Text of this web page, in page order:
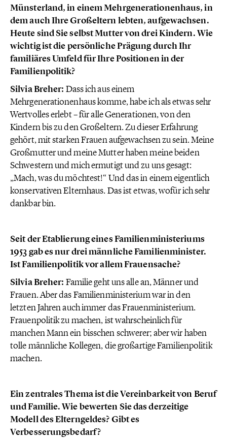
Münsterland, in einem Mehrgenerationenhaus, in
dem auch Ihre Großeltern lebten, aufgewachsen.
Heute sind Sie selbst Mutter von drei Kindern. Wie
wichtig ist die persönliche Prägung durch Ihr
familiäres Umfeld für Ihre Positionen in der
Familienpolitik?
Silvia Breher: Dass ich aus einem
Mehrgenerationenhaus komme, habe ich als etwas sehr
Wertvolles erlebt – für alle Generationen, von den
Kindern bis zu den Großeltern. Zu dieser Erfahrung
gehört, mit starken Frauen aufgewachsen zu sein. Meine
Großmutter und meine Mutter haben meine beiden
Schwestern und mich ermutigt und zu uns gesagt:
„Mach, was du möchtest!“ Und das in einem eigentlich
konservativen Elternhaus. Das ist etwas, wofür ich sehr
dankbar bin.
Seit der Etablierung eines Familienministeriums
1953 gab es nur drei männliche Familienminister.
Ist Familienpolitik vor allem Frauensache?
Silvia Breher: Familie geht uns alle an, Männer und
Frauen. Aber das Familienministerium war in den
letzten Jahren auch immer das Frauenministerium.
Frauenpolitik zu machen, ist wahrscheinlich für
manchen Mann ein bisschen schwerer; aber wir haben
tolle männliche Kollegen, die großartige Familienpolitik
machen.
Ein zentrales Thema ist die Vereinbarkeit von Beruf
und Familie. Wie bewerten Sie das derzeitige
Modell des Elterngeldes? Gibt es
Verbesserungsbedarf?